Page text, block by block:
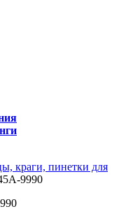
краги, пинетки для
9990